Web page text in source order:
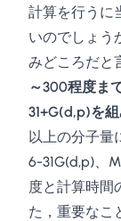
計算を行うに
いのでしょう
みどころだと
～300程度ま
31+G(d,p)を
以上の分子量
6-31G(d,p)、
度と計算時間
た，重要なこ